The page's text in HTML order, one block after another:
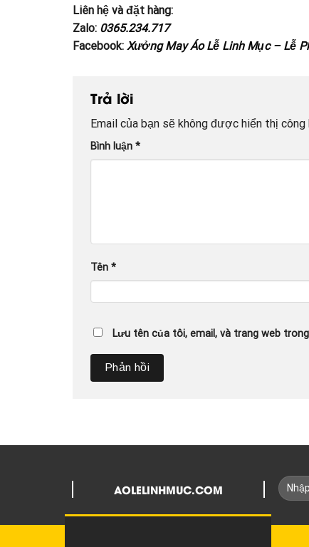
Liên hệ và đặt hàng:
Zalo: 0365.234.717
Facebook: Xưởng May Áo Lễ Linh Mục – Lễ
Trả lời
Email của bạn sẽ không được hiển thị công
Bình luận *
Tên *
Lưu tên của tôi, email, và trang web
AOLELINHMUC.COM